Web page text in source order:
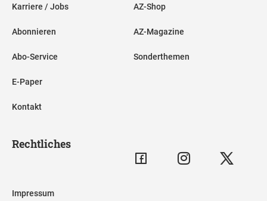
Karriere / Jobs
Abonnieren
Abo-Service
E-Paper
Kontakt
AZ-Shop
AZ-Magazine
Sonderthemen
Rechtliches
Impressum